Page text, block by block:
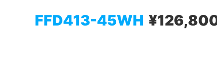
FFD413-45WH